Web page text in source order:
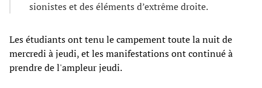
sionistes et des éléments d’extrême droite.
Les étudiants ont tenu le campement toute la nuit de
mercredi à jeudi, et les manifestations ont continué à
prendre de l'ampleur jeudi.